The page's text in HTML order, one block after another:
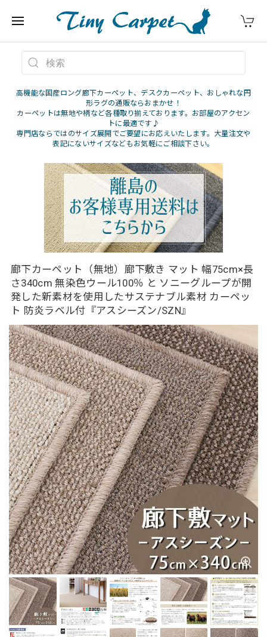
高機能な国産ロング廊下カーペット、デスクカーペット、おしゃれな円
形ラグの通販ならおまかせ！
カーペットは無地や柄など各種取り揃えております。お部屋のアクセン
トに最適です♪
専門店ならではのサイズ展開でご要望にお応えいたします。大量注文や
表記にないサイズなどもお気軽にご相談下さい。
廊下カーペット（無地）廊下敷き マット 幅75cm×長
さ340cm 無染色ウール100％ と ソニーグループが開
発した新素材を使用したサステナブル素材 カーペッ
ト 防炎ラベル付『アスシーズン/SZN』